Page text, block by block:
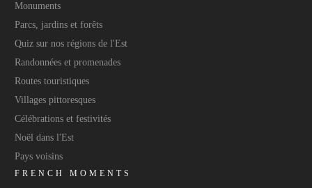
Monuments
Parcs, jardins et forêts
Quiz sur nos régions de l'Est
Randonnées et promenades
Routes touristiques
Villages pittoresques
Célébrations et festivités
Noël dans l'Est
Pays voisins
FRENCH MOMENTS